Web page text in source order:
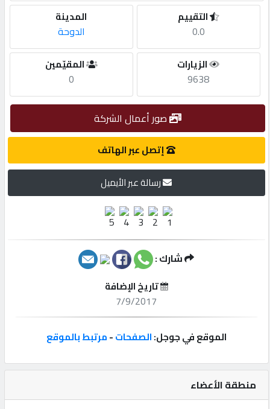
مطلوب
طلب
الاحصائيات
مميزة
إبحث
إعلانات
المنتدى
منطقة الأعضاء
المدينة
الدوحة
التقييم
0.0
المقيّمين
0
الزيارات
9638
صور أعمال الشركة
إتصل عبر الهاتف
رسالة عبر الأيميل
شارك :
تاريخ الإضافة
7/9/2017
الموقع في جوجل:الصفحات-مرتبط بالموقع